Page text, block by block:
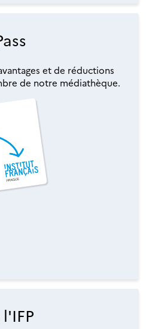
et de réductions
de notre médiathèque.